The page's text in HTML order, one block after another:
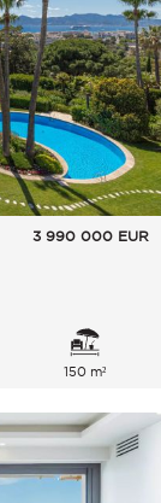
3 990 000 EUR
150 m²